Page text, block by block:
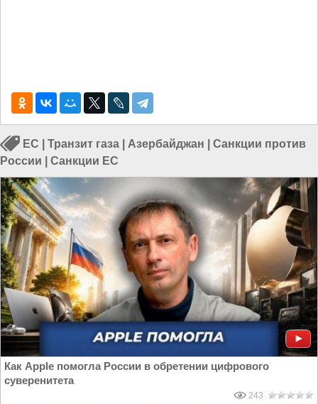
ЕС Транзит газа Азербайджан
Санкции против
России
Санкции ЕС
Как Apple помогла России в обретении цифрового
суверенитета
243